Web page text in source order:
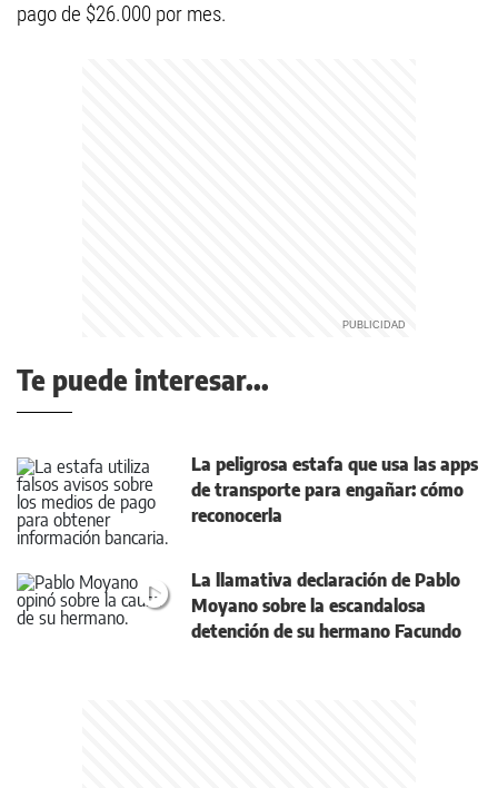
pago de $26.000 por mes.
Te puede interesar...
La peligrosa estafa que usa las apps
de transporte para engañar: cómo
reconocerla
La llamativa declaración de Pablo
Moyano sobre la escandalosa
detención de su hermano Facundo